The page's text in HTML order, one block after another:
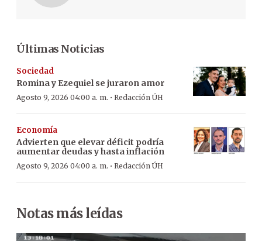
Últimas Noticias
Sociedad
Romina y Ezequiel se juraron amor
Agosto 9, 2026 04:00 a. m. · Redacción ÚH
Economía
Advierten que elevar déficit podría
aumentar deudas y hasta inflación
Agosto 9, 2026 04:00 a. m. · Redacción ÚH
Notas más leídas